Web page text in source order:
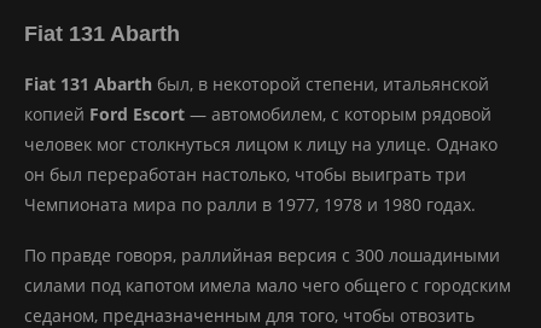
Fiat 131 Abarth
Fiat 131 Abarth был, в некоторой степени, итальянской
копией Ford Escort — автомобилем, с которым рядовой
человек мог столкнуться лицом к лицу на улице. Однако
он был переработан настолько, чтобы выиграть три
Чемпионата мира по ралли в 1977, 1978 и 1980 годах.
По правде говоря, раллийная версия с 300 лошадиными
силами под капотом имела мало чего общего с городским
седаном, предназначенным для того, чтобы отвозить